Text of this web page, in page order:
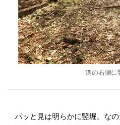
道の右側に
パッと見は明らかに竪堀。な